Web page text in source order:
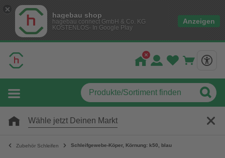
hagebau shop
hagebau connect GmbH & Co. KG
KOSTENLOS- In Google Play
Anzeigen
Wähle jetzt Deinen Markt
Zubehör Schleifen Schleifgewebe-Köper, Körnung: k50, blau